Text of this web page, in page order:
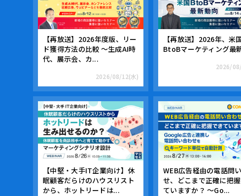
【再放送】2026年度版、リー
ド獲得方法の比較 ～生成AI時
代、展示会、カ...
2026/08/12(水)
【再放送】2026年、米
BtoBマーケティング最
2026/
【中堅・大手IT企業向け】休
眠顧客だらけのハウスリスト
から、ホットリードは...
WEB広告経由の電話問
せ、どこまで正確に把
ていますか？ ～Go...